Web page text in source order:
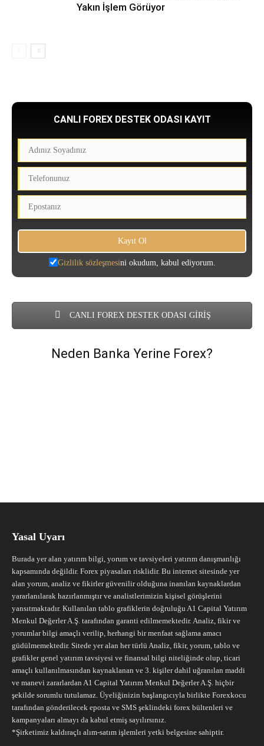
Yakın İşlem Görüyor
CANLI FOREX DESTEK ODASI KAYIT
Gizlilik sözleşmesini okudum, kabul ediyorum.
CANLI FOREX DESTEK ODASI GİRİŞ
Neden Banka Yerine Forex?
Yasal Uyarı
Burada yer alan yatırım bilgi, yorum ve tavsiyeleri yatırım danışmanlığı
kapsamında değildir. Forex piyasaları risklidir. Bu internet sitesinde yer
alan yorum, analiz ve fikirler güvenilir olduğuna inanılan kaynaklardan
yararlanılarak hazırlanmıştır ve analistlerimizin kişisel görüşlerini
yansıtmaktadır. Kullanılan tablo grafiklerin doğruluğu A1 Capital Yatırım
Menkul Değerler A.Ş. tarafından garanti edilmemektedir. Analiz, fikir ve
yorumlar bilgi amaçlı verilip, herhangi bir menfaat sağlama amacı
güdülmemektedir. Sitede yer alan her türlü Analiz, fikir, yorum, tablo ve
grafikler genel yatırım tavsiyesi ve finansal bilgi niteliğinde olup, ticari
amaçlı kullanılmasından kaynaklanan ve 3. kişiler dahil uğranılan maddi
ve manevi zararlardan A1 Capital Yatırım Menkul Değerler A.Ş. hiçbir
şekilde sorumlu tutulamaz. Üyeliğinizin başlangıcıyla birlikte Forexkocu
tarafından gönderilecek eposta ve SMS şeklindeki forex bültenleri ve
kampanyaları almayı da kabul etmiş sayılırsınız.
*Şirketimiz kaldıraçlı alım-satım işlemleri yetki belgesine sahiptir.